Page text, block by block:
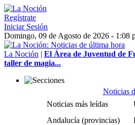
Regístrate
Iniciar Sesión
Domingo, 09 de Agosto de 2026 - 1:08
La Noción | El Área de Juventud de
taller de magia...
Noticias
Noticias más leídas
Andalucía (provincias)